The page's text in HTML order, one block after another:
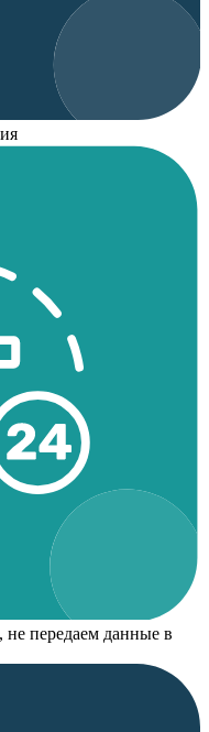
передаем данные в